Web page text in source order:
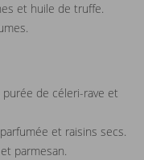
et huile de truffe.
de céleri-rave et
et raisins secs.
parmesan.